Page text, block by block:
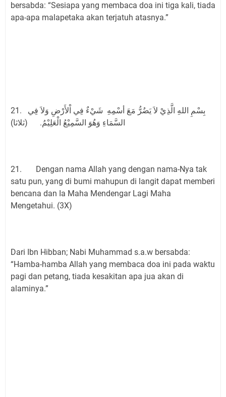
bersabda: “Sesiapa yang membaca doa ini tiga kali, tiada
apa-apa malapetaka akan terjatuh atasnya.”
21. بِسْمِ اللهِ الَّذِيْ لاَ يَضُرُّ مَعَ أسْمِهِ شَيْءٌ فِي اْلأَرْضِ وَلاَ فِي
السَّمَاءِ وَهُوَ السَّمِيْعُ الْعَلِيْمُ. (ثلاثا)
21. Dengan nama Allah yang dengan nama-Nya tak
satu pun, yang di bumi mahupun di langit dapat memberi
bencana dan Ia Maha Mendengar Lagi Maha
Mengetahui. (3X)
Dari Ibn Hibban; Nabi Muhammad s.a.w bersabda:
“Hamba-hamba Allah yang membaca doa ini pada waktu
pagi dan petang, tiada kesakitan apa jua akan di
alaminya.”